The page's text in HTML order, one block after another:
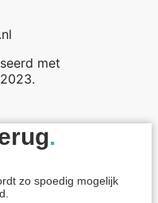
met
.
zo spoedig mogelijk